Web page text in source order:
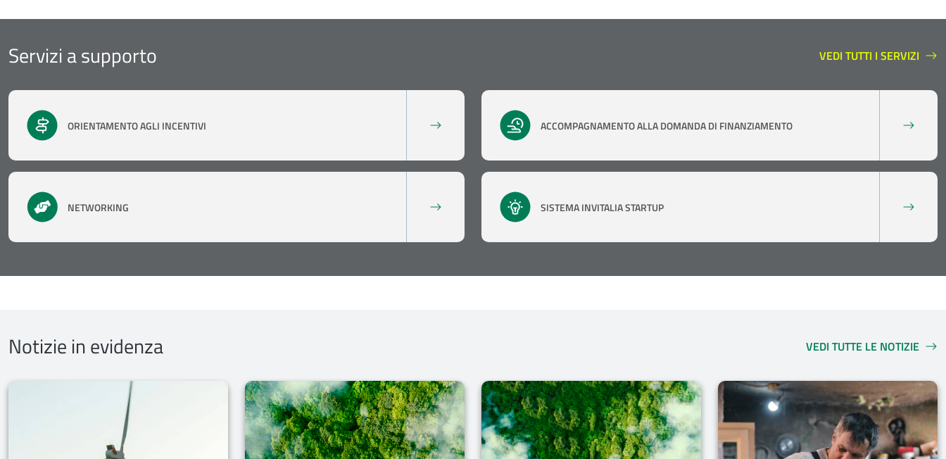
Servizi a supporto VEDI TUTTI I SERVIZI
SERVIZI A SUPPORTO
ORIENTAMENTO AGLI INCENTIVI ACCOMPAGNAMENTO ALLA DOMANDA DI FINANZIAMENTO
NETWORKING SISTEMA INVITALIA STARTUP
Notizie in evidenza VEDI TUTTE LE NOTIZIE
NOTIZIE IN EVIDENZA